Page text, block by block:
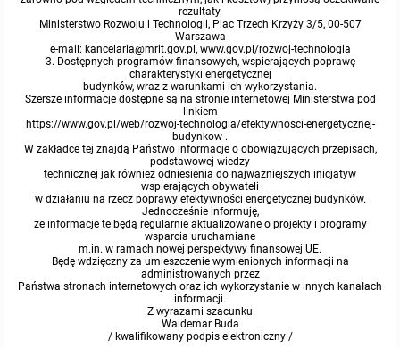
Protokoły z posiedzeń sesji 2010
Dyżury Przewodniczącego Rady Gminy
Sprawozdanie okresowe z realizacji programu ochrony powietrza
Informacja z otwarcia ofert
Plan Postępowań
Informacje o wyborze ofert
Studium uwarunkowań i kierunków zagospodarowania przestrzennego
Obowiązujące
W trakcie opracowania
Miejscowe plany zagospodarowania przestrzennego
Obowiązujące
W trakcie opracowania
Plan ogólny gminy
Obowiązujący
W trakcie opracowania
Formularze dotyczące aktów planowania przestrzennego
Wnioski o sporządzenie lub zmianę planów ogólnych lub planów
miejscowych
Zbiory danych przestrzennych
Analizy zmian w zagospodarowaniu przestrzennym
Archiwum BIP
OGŁOSZENIA
Taryfy dla zbiorowego zaopatrzenia w wodę i zbiorowego odprowadzania
ścieków dla Gminy Lasowice Wielkie
Ochrona danych osobowych
Raport o stanie gminy
Punkty nieodpłatnej pomocy prawnej
INNE
Gminna Komisja Rozwiązywania Problemów Alkoholowych
rezultaty.
Ministerstwo Rozwoju i Technologii, Plac Trzech Krzyży 3/5, 00-507
Warszawa
e-mail: kancelaria@mrit.gov.pl, www.gov.pl/rozwoj-technologia
3. Dostępnych programów finansowych, wspierających poprawę
charakterystyki energetycznej
budynków, wraz z warunkami ich wykorzystania.
Szersze informacje dostępne są na stronie internetowej Ministerstwa pod
linkiem
https://www.gov.pl/web/rozwoj-technologia/efektywnosci-energetycznej-
budynkow .
W zakładce tej znajdą Państwo informacje o obowiązujących przepisach,
podstawowej wiedzy
technicznej jak również odniesienia do najważniejszych inicjatyw
wspierających obywateli
w działaniu na rzecz poprawy efektywności energetycznej budynków.
Jednocześnie informuję,
że informacje te będą regularnie aktualizowane o projekty i programy
wsparcia uruchamiane
m.in. w ramach nowej perspektywy finansowej UE.
Będę wdzięczny za umieszczenie wymienionych informacji na
administrowanych przez
Państwa stronach internetowych oraz ich wykorzystanie w innych kanałach
informacji.
Z wyrazami szacunku
Waldemar Buda
/ kwalifikowany podpis elektroniczny /